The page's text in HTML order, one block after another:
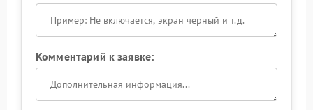
Комментарий к заявке: